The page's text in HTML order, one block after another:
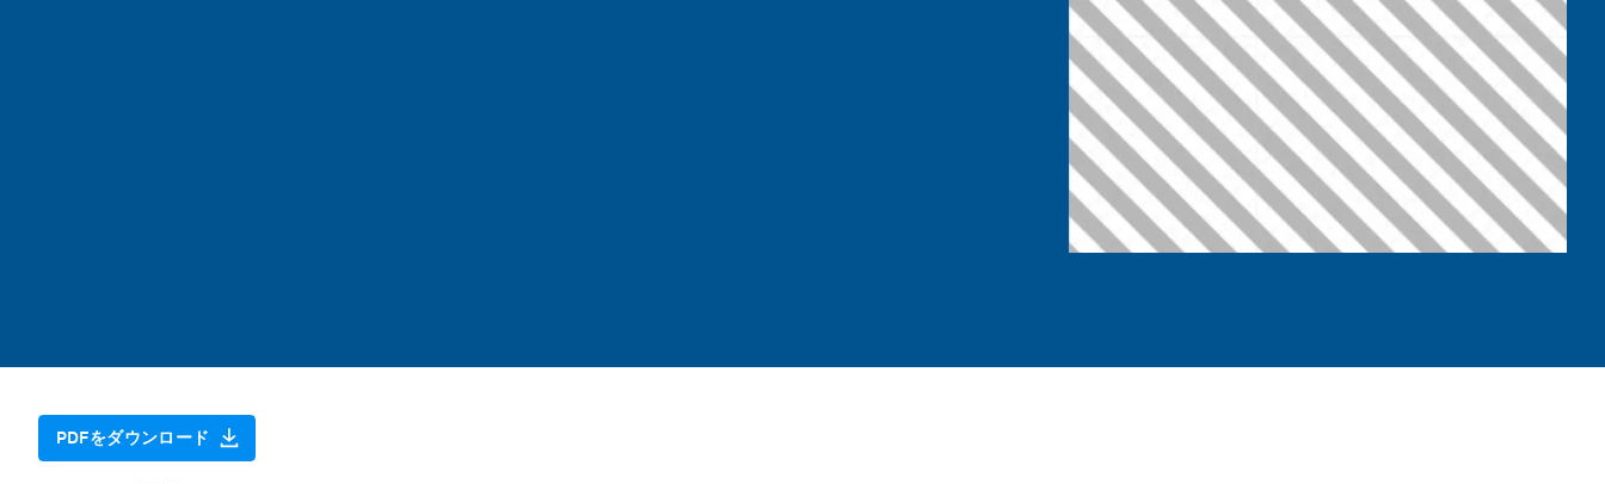
PDFをダウンロード